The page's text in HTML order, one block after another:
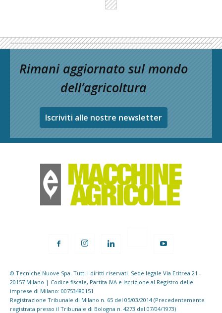
Rimani aggiornato sul mondo
dell’agricoltura
Iscriviti alle nostre newsletter
© Tecniche Nuove Spa. Tutti i diritti riservati. Sede legale Via Eritrea 21 -
20157 Milano | Codice fiscale, Partita IVA e Iscrizione al Registro delle
imprese di Milano: 00753480151
Registrazione Tribunale di Milano n. 65 del 05/03/2014 (Precedentemente
registrata presso il Tribunale di Bologna n. 4273 del 07/04/1973)